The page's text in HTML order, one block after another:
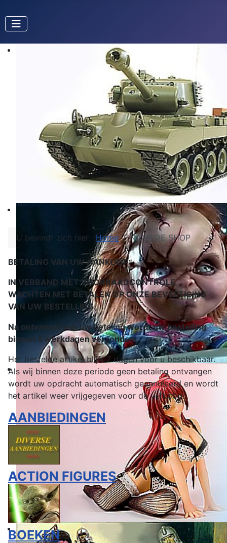
U bevindt zich hier: Home NAAR DE SHOP
BETALING VAN UW AANKOOP:
IN VERBAND MET VOORRAADCONTROLE
WACHTEN MET BETALEN OP ONZE BEVESTIGING
VAN UW BESTELLING.
Na ontvangst van uw betaling wordt uw bestelling
binnen 5 werkdagen verzonden.
Het bestelde artikel blijft 7 dagen voor u beschikbaar.
Als wij binnen deze periode geen betaling ontvangen
wordt uw opdracht automatisch geannuleerd en wordt
het artikel weer vrijgegeven voor de verkoop.
AANBIEDINGEN
ACTION FIGURES
BOEKEN